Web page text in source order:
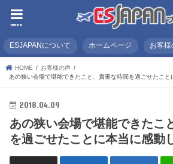
menu
ESJAPANについて ホームページ お客様
HOME
お客様の声
あの狭い会場で堪能できたこと、貴重な時間を過ごせたこと
2018.04.09
あの狭い会場で堪能できたこ
を過ごせたことに本当に感動